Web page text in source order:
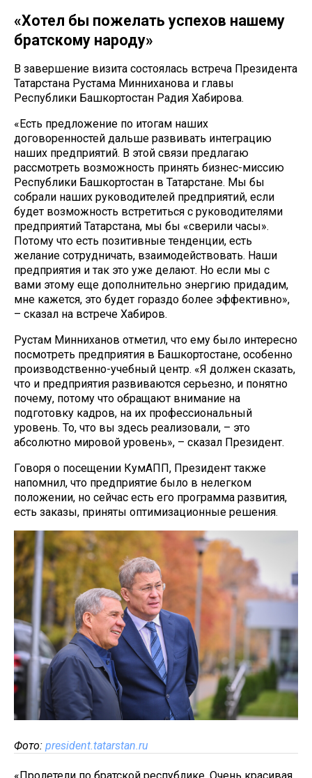
«Хотел бы пожелать успехов нашему
братскому народу»
В завершение визита состоялась встреча Президента
Татарстана Рустама Минниханова и главы
Республики Башкортостан Радия Хабирова.
«Есть предложение по итогам наших
договоренностей дальше развивать интеграцию
наших предприятий. В этой связи предлагаю
рассмотреть возможность принять бизнес-миссию
Республики Башкортостан в Татарстане. Мы бы
собрали наших руководителей предприятий, если
будет возможность встретиться с руководителями
предприятий Татарстана, мы бы «сверили часы».
Потому что есть позитивные тенденции, есть
желание сотрудничать, взаимодействовать. Наши
предприятия и так это уже делают. Но если мы с
вами этому еще дополнительно энергию придадим,
мне кажется, это будет гораздо более эффективно»,
– сказал на встрече Хабиров.
Рустам Минниханов отметил, что ему было интересно
посмотреть предприятия в Башкортостане, особенно
производственно-учебный центр. «Я должен сказать,
что и предприятия развиваются серьезно, и понятно
почему, потому что обращают внимание на
подготовку кадров, на их профессиональный
уровень. То, что вы здесь реализовали, – это
абсолютно мировой уровень», – сказал Президент.
Говоря о посещении КумАПП, Президент также
напомнил, что предприятие было в нелегком
положении, но сейчас есть его программа развития,
есть заказы, приняты оптимизационные решения.
Фото: president.tatarstan.ru